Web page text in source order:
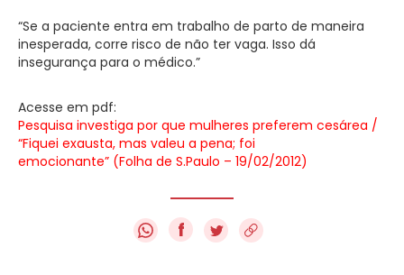
“Se a paciente entra em trabalho de parto de maneira
inesperada, corre risco de não ter vaga. Isso dá
insegurança para o médico.”
Acesse em pdf:
Pesquisa investiga por que mulheres preferem cesárea /
“Fiquei exausta, mas valeu a pena; foi
emocionante” (Folha de S.Paulo – 19/02/2012)
f